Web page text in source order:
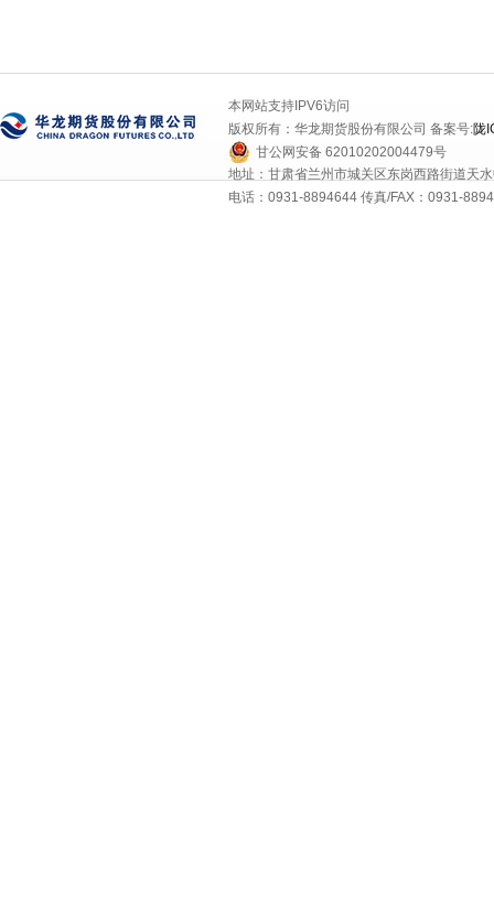
本网站支持IPV6访问
版权所有：华龙期货股份有限公司 备案号:陇
甘公网安备 62010202004479号
地址：甘肃省兰州市城关区东岗西路街道天
电话：0931-8894644 传真/FAX：0931-